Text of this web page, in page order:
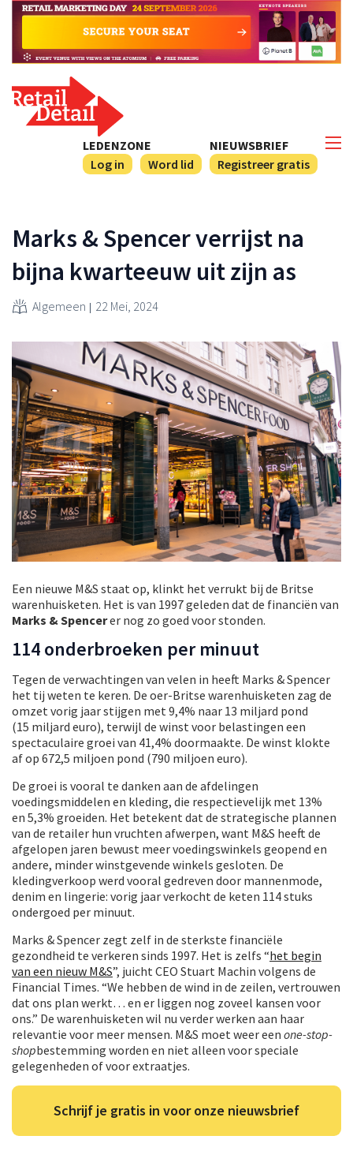
NIEUWSBRIEF
Registreer gratis
LEDENZONE
Log in
Word lid
Marks & Spencer verrijst na
bijna kwarteeuw uit zijn as
Algemeen 22 Mei, 2024
Een nieuwe M&S staat op, klinkt het verrukt bij de Britse
warenhuisketen. Het is van 1997 geleden dat de financiën van
Marks & Spencerer nog zo goed voor stonden.
114 onderbroeken per minuut
Tegen de verwachtingen van velen in heeft Marks & Spencer
het tij weten te keren. De oer-Britse warenhuisketen zag de
omzet vorig jaar stijgen met 9,4% naar 13 miljard pond
(15 miljard euro), terwijl de winst voor belastingen een
spectaculaire groei van 41,4% doormaakte. De winst klokte
af op 672,5 miljoen pond (790 miljoen euro).
De groei is vooral te danken aan de afdelingen
voedingsmiddelen en kleding, die respectievelijk met 13%
en 5,3% groeiden. Het betekent dat de strategische plannen
van de retailer hun vruchten afwerpen, want M&S heeft de
afgelopen jaren bewust meer voedingswinkels geopend en
andere, minder winstgevende winkels gesloten. De
kledingverkoop werd vooral gedreven door mannenmode,
denim en lingerie: vorig jaar verkocht de keten 114 stuks
ondergoed per minuut.
Marks & Spencer zegt zelf in de sterkste financiële
gezondheid te verkeren sinds 1997. Het is zelfs “het begin
van een nieuw M&S”, juicht CEO Stuart Machin volgens de
Financial Times. “We hebben de wind in de zeilen, vertrouwen
dat ons plan werkt… en er liggen nog zoveel kansen voor
ons.” De warenhuisketen wil nu verder werken aan haar
relevantie voor meer mensen. M&S moet weer een one-stop-
shopbestemming worden en niet alleen voor speciale
gelegenheden of voor extraatjes.
Schrijf je gratis in voor onze nieuwsbrief